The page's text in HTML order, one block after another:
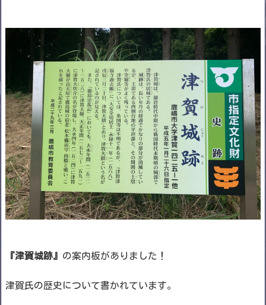
『津賀城跡』 の案内板がありました！
津賀氏の歴史について書かれています。